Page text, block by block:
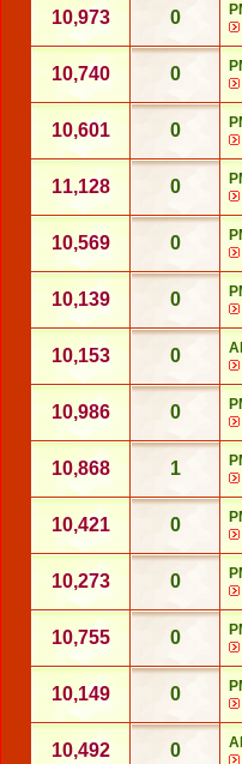
0
10,973
0
10,740
0
10,601
0
11,128
0
10,569
0
10,139
0
10,153
0
10,986
1
10,868
0
10,421
0
10,273
0
10,755
0
10,149
0
10,492